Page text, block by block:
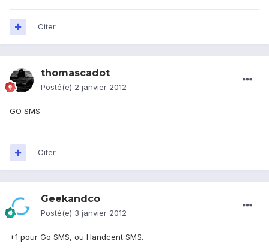
Citer
thomascadot
Posté(e) 2 janvier 2012
GO SMS
Citer
Geekandco
Posté(e) 3 janvier 2012
+1 pour Go SMS, ou Handcent SMS.